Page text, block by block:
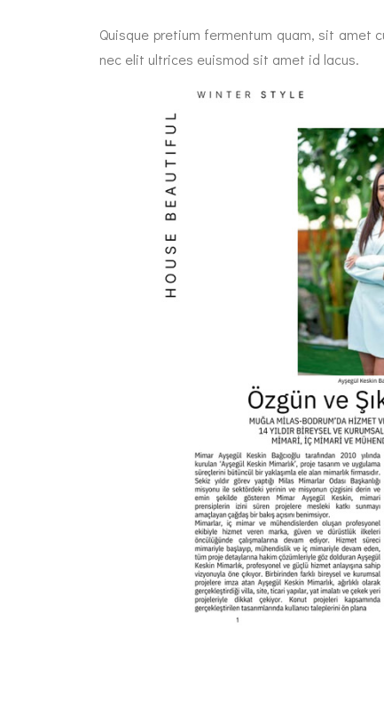
Quisque pretium fermentum quam, sit amet
nec elit ultrices euismod sit amet id lacus.